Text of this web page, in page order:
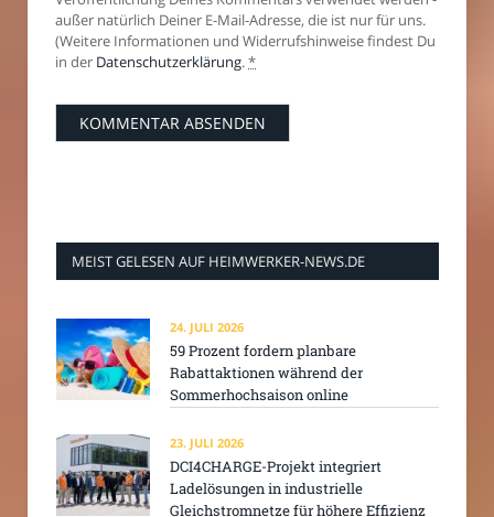
außer natürlich Deiner E-Mail-Adresse, die ist nur für uns.
(Weitere Informationen und Widerrufshinweise findest Du
in der Datenschutzerklärung.*
MEIST GELESEN AUF HEIMWERKER-NEWS.DE
24. JULI 2026
59 Prozent fordern planbare
Rabattaktionen während der
Sommerhochsaison online
23. JULI 2026
DCI4CHARGE-Projekt integriert
Ladelösungen in industrielle
Gleichstromnetze für höhere Effizienz